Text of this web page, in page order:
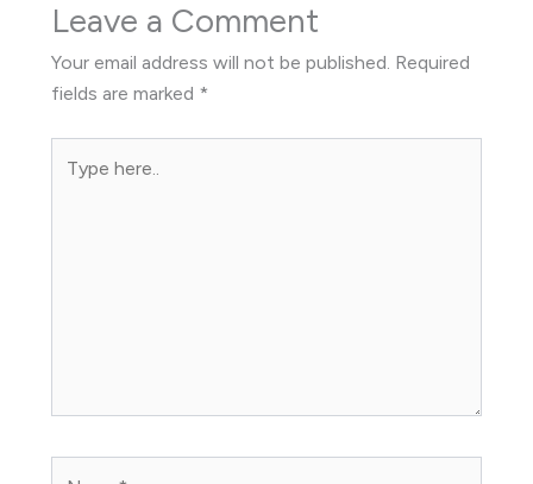
Leave a Comment
Your email address will not be published. Required
fields are marked *
here..